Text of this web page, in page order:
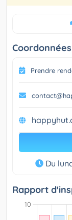
Prendre
Du
Rapport